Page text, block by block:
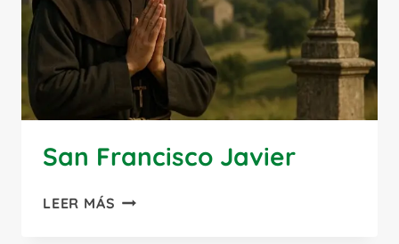
San Francisco Javier
LEER MÁS SAN